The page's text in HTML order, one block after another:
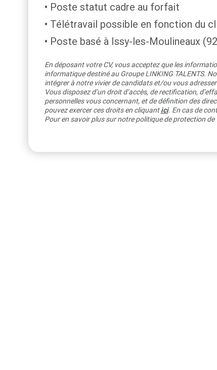
Poste statut cadre au forfait
Télétravail possible en fonction du
Poste basé à Issy-les-Moulineaux
En déposant votre CV, vous acceptez que les
informatique destiné au Groupe LINKING TALENTS.
intégrer à notre vivier de candidats et/ou vous
Vous disposez d’un droit d’accès, de rectification,
personnelles vous concernant, et de définition des
pouvez exercer ces droits en cliquantici. En cas de
Pour en savoir plus sur notre politique de protection